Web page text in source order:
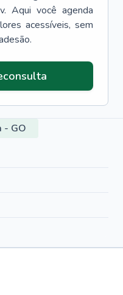
Aqui você agenda
acessíveis, sem
- GO